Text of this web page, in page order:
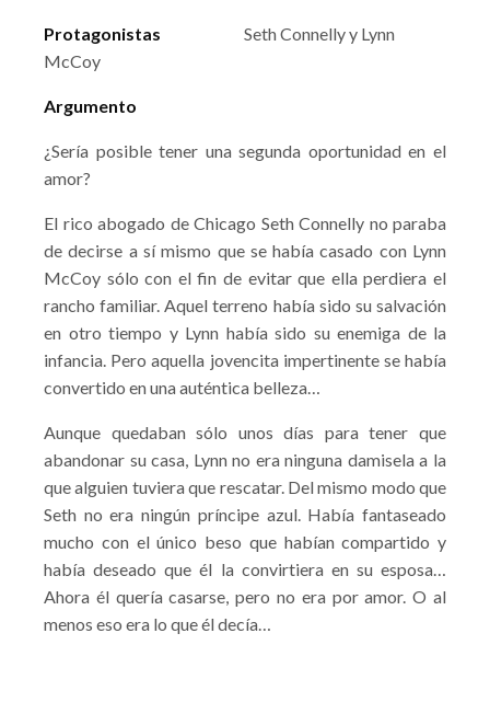
Protagonistas
Seth Connelly y Lynn
McCoy
Argumento
¿Sería posible tener una segunda oportunidad en el
amor?
El rico abogado de Chicago Seth Connelly no paraba
de decirse a sí mismo que se había casado con Lynn
McCoy sólo con el fin de evitar que ella perdiera el
rancho familiar. Aquel terreno había sido su salvación
en otro tiempo y Lynn había sido su enemiga de la
infancia. Pero aquella jovencita impertinente se había
convertido en una auténtica belleza…
Aunque quedaban sólo unos días para tener que
abandonar su casa, Lynn no era ninguna damisela a la
que alguien tuviera que rescatar. Del mismo modo que
Seth no era ningún príncipe azul. Había fantaseado
mucho con el único beso que habían compartido y
había deseado que él la convirtiera en su esposa…
Ahora él quería casarse, pero no era por amor. O al
menos eso era lo que él decía…